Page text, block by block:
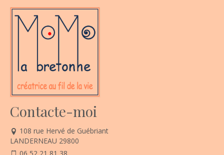
Contacte-moi
108 rue Hervé de Guébriant
LANDERNEAU 29800